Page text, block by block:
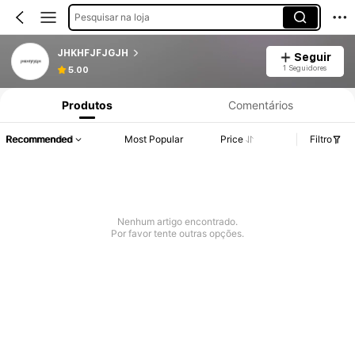
Pesquisar na loja
JHKHFJFJGJH
5.00
Seguir
1 Seguidores
Produtos Comentários
Recommended Most Popular Price Filtro
Nenhum artigo encontrado.
Por favor tente outras opções.